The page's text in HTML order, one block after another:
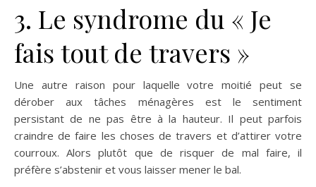
3. Le syndrome du « Je
fais tout de travers »
Une autre raison pour laquelle votre moitié peut se
dérober aux tâches ménagères est le sentiment
persistant de ne pas être à la hauteur. Il peut parfois
craindre de faire les choses de travers et d’attirer votre
courroux. Alors plutôt que de risquer de mal faire, il
préfère s’abstenir et vous laisser mener le bal.